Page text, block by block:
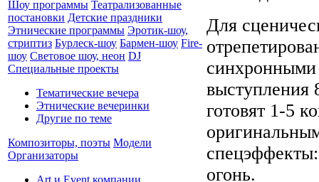
Шоу программы Театрализованные
постановки Детские праздники
Этнические программы Эротик-шоу,
стриптиз Бурлеск-шоу Бармен-шоу Fire-
шоу Световое шоу, неон DJ
Специальные проекты
Тематические вечера
Этнические вечеринки
Другие по теме
Композиторы, поэты Модели
Организаторы
Art и Event компании
Для
синхронными
готовят 1-5
огонь.